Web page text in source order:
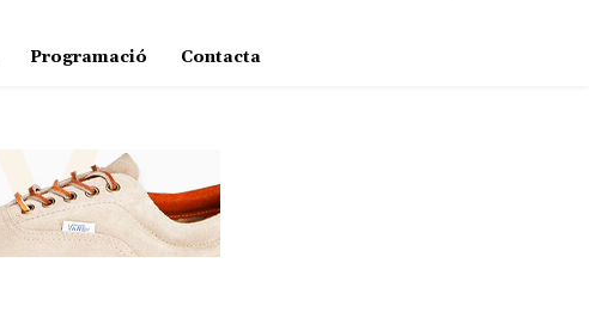
Programació Contacta